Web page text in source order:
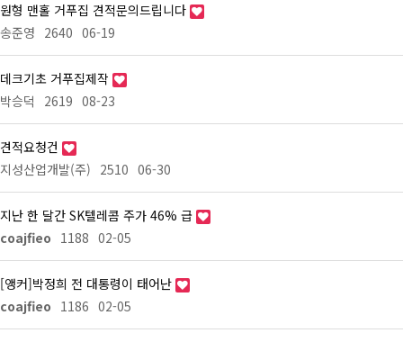
원형 맨홀 거푸집 견적문의드립니다
송준영 2640 06-19
데크기초 거푸집제작
박승덕
2619 08-23
견적요청건
지성산업개발(주) 2510 06-30
지난 한 달간 SK텔레콤 주가 46% 급
coajfieo 1188 02-05
[앵커]박정희 전 대통령이 태어난
coajfieo 1186 02-05